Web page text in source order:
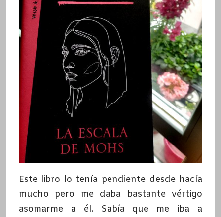
Este libro lo tenía pendiente desde hacía
mucho pero me daba bastante vértigo
asomarme a él. Sabía que me iba a